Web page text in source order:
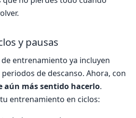
y pausas
entrenamiento ya incluyen
de descanso. Ahora, con
aún más sentido hacerlo.
entrenamiento en ciclos: